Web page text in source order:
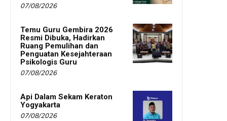
07/08/2026
Temu Guru Gembira 2026
Resmi Dibuka, Hadirkan
Ruang Pemulihan dan
Penguatan Kesejahteraan
Psikologis Guru
07/08/2026
Api Dalam Sekam Keraton
Yogyakarta
07/08/2026